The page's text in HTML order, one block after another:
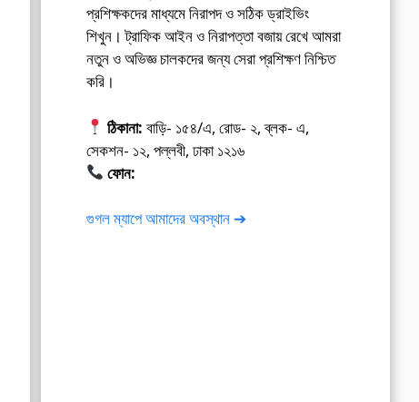
প্রশিক্ষকদের মাধ্যমে নিরাপদ ও সঠিক ড্রাইভিং
শিখুন। ট্রাফিক আইন ও নিরাপত্তা বজায় রেখে আমরা
নতুন ও অভিজ্ঞ চালকদের জন্য সেরা প্রশিক্ষণ নিশ্চিত
করি।
ঠিকানা: বাড়ি- ১৫৪/এ, রোড- ২, ব্লক- এ,
সেকশন- ১২, পল্লবী, ঢাকা ১২১৬
ফোন:
গুগল ম্যাপে আমাদের অবস্থান ➔